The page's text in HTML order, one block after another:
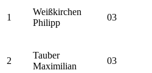
1
Weißkirchen
Philipp
03
2
Tauber
Maximilian
03